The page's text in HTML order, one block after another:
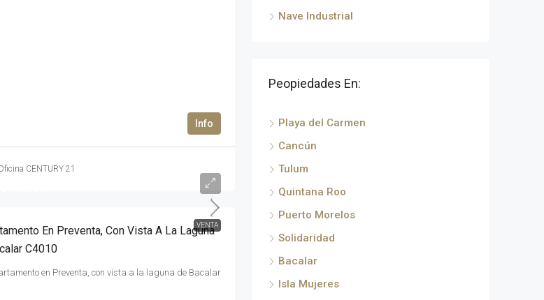
CENTURY 21
VENTA
En Preventa, Con Vista A La Laguna
C4010
en Preventa, con vista a la laguna de Bacalar
Nave Industrial
Peopiedades En:
Playa del Carmen
Cancún
Tulum
Quintana Roo
Puerto Morelos
Solidaridad
Bacalar
Isla Mujeres